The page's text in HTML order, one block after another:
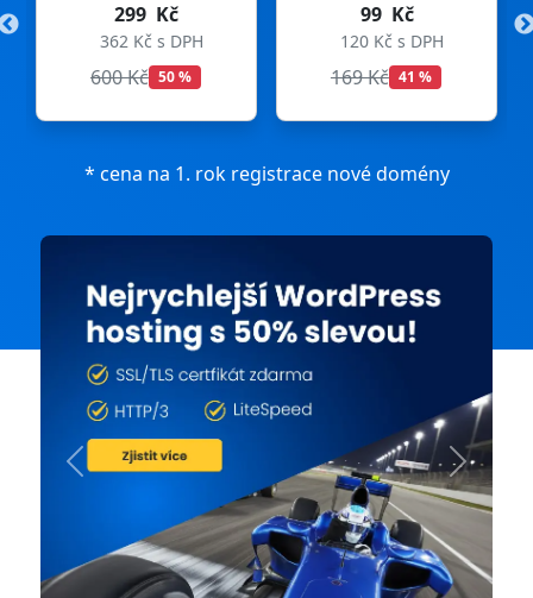
299 Kč
362 Kč s DPH
600 Kč 50 %
99 Kč
120 Kč s DPH
169 Kč 41 %
* cena na 1. rok registrace nové domény
Previous Next